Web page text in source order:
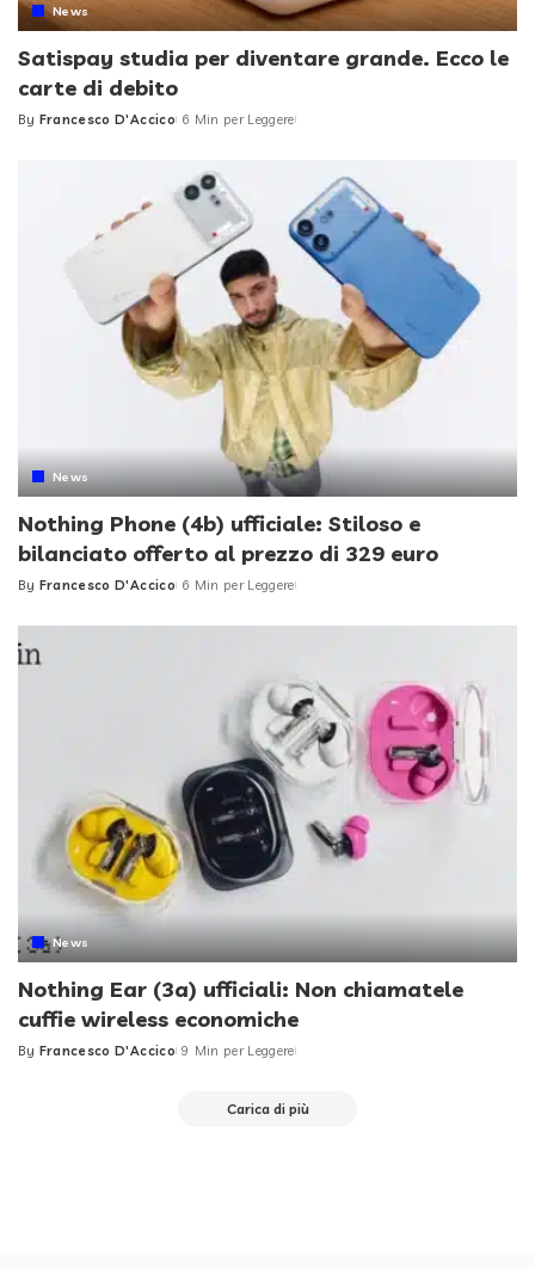
News
Satispay studia per diventare grande. Ecco le
carte di debito
Posted
By Francesco D'Accico 6 Min per Leggere
News
Nothing Phone (4b) ufficiale: Stiloso e
bilanciato offerto al prezzo di 329 euro
Posted
By Francesco D'Accico 6 Min per Leggere
News
Nothing Ear (3a) ufficiali: Non chiamatele
cuffie wireless economiche
Posted
By Francesco D'Accico 9 Min per Leggere
Carica di più